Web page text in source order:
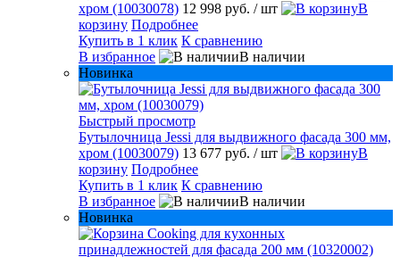
хром (10030078) 12 998 руб. / шт
В
корзину Подробнее
Купить в 1 клик К сравнению
В избранное
В наличии
Новинка
Быстрый просмотр
Бутылочница Jessi для выдвижного фасада 300 мм,
хром (10030079) 13 677 руб. / шт
В
корзину Подробнее
Купить в 1 клик К сравнению
В избранное
В наличии
Новинка